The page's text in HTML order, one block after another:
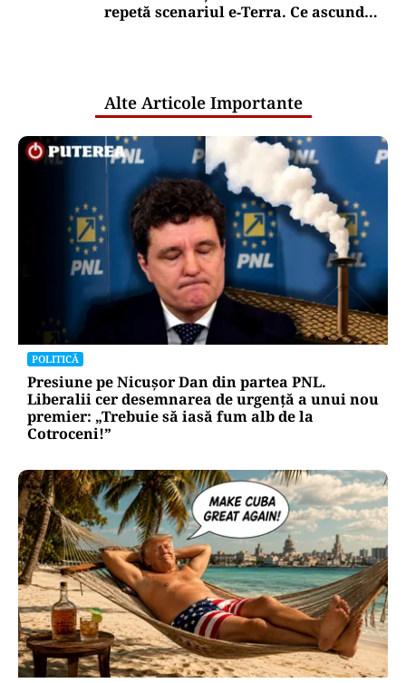
repetă scenariul e‑Terra. Ce ascund
Alte Articole Importante
POLITICĂ
Presiune pe Nicușor Dan din partea PNL.
Liberalii cer desemnarea de urgență a unui nou
premier: „Trebuie să iasă fum alb de la
Cotroceni!”